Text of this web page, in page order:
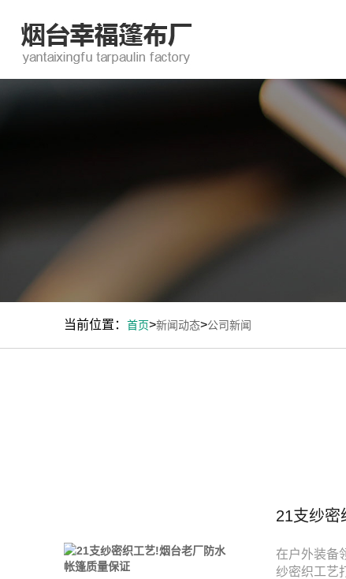
当前位置： 首页>新闻动态>公司新闻
21支纱密
在户外装备
纱密织工艺